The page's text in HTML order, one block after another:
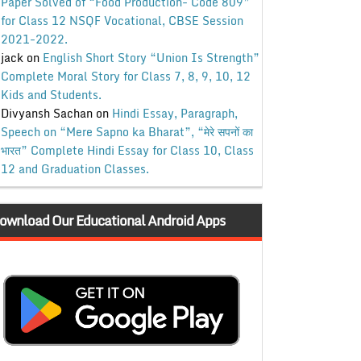
for Class 12 NSQF Vocational, CBSE Session
2021-2022.
jackon English Short Story “Union Is Strength”
Complete Moral Story for Class 7, 8, 9, 10, 12
Kids and Students.
Divyansh Sachanon Hindi Essay, Paragraph,
Speech on “Mere Sapno ka Bharat”, “मेरे सपनों का
भारत” Complete Hindi Essay for Class 10, Class
12 and Graduation Classes.
Our Educational Android Apps